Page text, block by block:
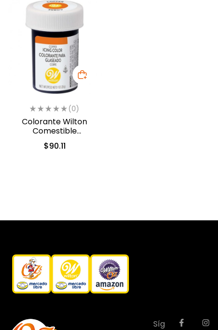
(0)
Colorante Wilton
Comestible
Cobre/Copper 28.3gr.
(610-450)
$90.11
Síg